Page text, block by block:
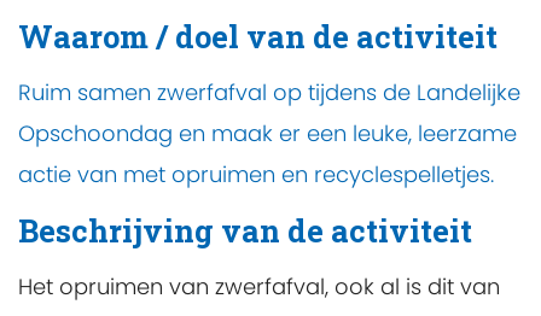
Waarom / doel van de activiteit
Ruim samen zwerfafval op tijdens de Landelijke
Opschoondag en maak er een leuke, leerzame
actie van met opruimen en recyclespelletjes.
Beschrijving van de activiteit
Het opruimen van zwerfafval, ook al is dit van